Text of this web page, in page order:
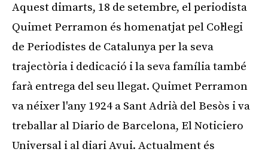
Aquest dimarts, 18 de setembre, el periodista
Quimet Perramon és homenatjat pel Col·legi
de Periodistes de Catalunya per la seva
trajectòria i dedicació i la seva família també
farà entrega del seu llegat. Quimet Perramon
va néixer l'any 1924 a Sant Adrià del Besòs i va
treballar al Diario de Barcelona, El Noticiero
Universal i al diari Avui. Actualment és